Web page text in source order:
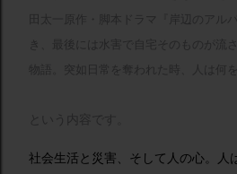
き、最後には水害で自宅そのものが流
物語。突如日常を奪われた時、人は何
社会生活と災害、そして人の心。
人